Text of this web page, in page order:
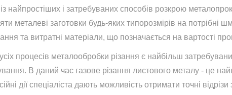
найпростіших і затребуваних способів розкрою
металеві заготовки будь-яких типорозмірів на потрібні
та витратні матеріали, що позначається на вартості
процесів металообробки різання є найбільш
В даний час газове різання листового металу - це
дії спеціаліста дають можливість отримати точні